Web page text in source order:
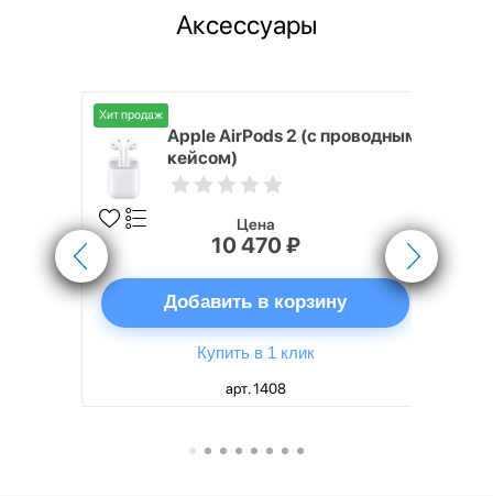
Аксессуары
Хит продаж
Apple AirPods 2 (с проводным
кейсом)
Цена
10 470 ₽
Добавить в корзину
Купить в 1 клик
арт. 1408